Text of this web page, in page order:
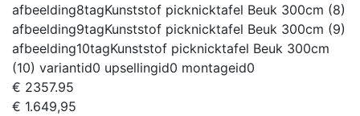
afbeelding8tagKunststof picknicktafel Beuk 300cm (8)
afbeelding9tagKunststof picknicktafel Beuk 300cm (9)
afbeelding10tagKunststof picknicktafel Beuk 300cm
(10) variantid0 upsellingid0 montageid0
€ 2357.95
€ 1.649,95